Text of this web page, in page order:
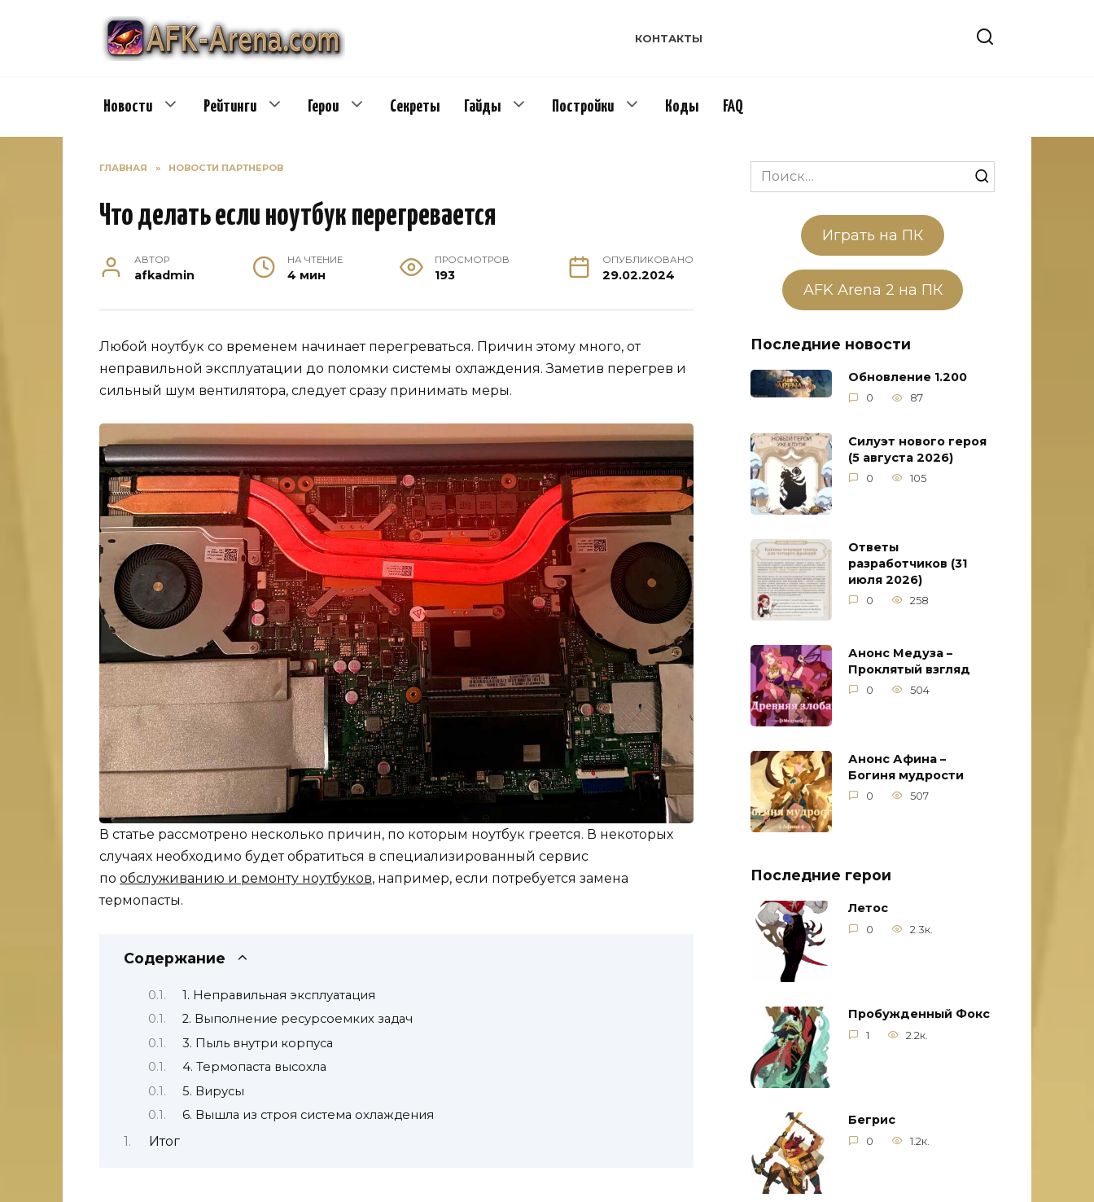
КОНТАКТЫ
Новости Рейтинги Герои Секреты Гайды Постройки Коды FAQ
ГЛАВНАЯ » НОВОСТИ ПАРТНЕРОВ
Что делать если ноутбук перегревается
АВТОР
afkadmin
НА ЧТЕНИЕ
4 мин
ПРОСМОТРОВ
193
ОПУБЛИКОВАНО
29.02.2024
Любой ноутбук со временем начинает перегреваться. Причин этому много, от
неправильной эксплуатации до поломки системы охлаждения. Заметив перегрев и
сильный шум вентилятора, следует сразу принимать меры.
В статье рассмотрено несколько причин, по которым ноутбук греется. В некоторых
случаях необходимо будет обратиться в специализированный сервис
по обслуживанию и ремонту ноутбуков, например, если потребуется замена
термопасты.
Содержание
1. Неправильная эксплуатация
2. Выполнение ресурсоемких задач
3. Пыль внутри корпуса
4. Термопаста высохла
5. Вирусы
6. Вышла из строя система охлаждения
Итог
Search
for:
Играть на ПК
AFK Arena 2 на ПК
Последние новости
Обновление 1.200
0 87
Силуэт нового героя
(5 августа 2026)
0 105
Ответы
разработчиков (31
июля 2026)
0 258
Анонс Медуза –
Проклятый взгляд
0 504
Анонс Афина –
Богиня мудрости
0 507
Последние герои
Летос
0 2.3к.
Пробужденный Фокс
1 2.2к.
Бегрис
0 1.2к.